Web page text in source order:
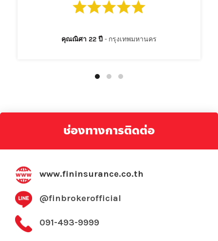
คุณณิศา 22 ปี กรุงเทพมหานคร
ช่องทางการติดต่อ
www.fininsurance.co.th
@finbrokerofficial
091-493-9999